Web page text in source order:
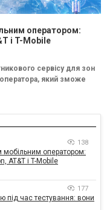
оператором:
і T-Mobile
сервісу для зон
який зможе
138
мобільним оператором:
AT&T і T-Mobile
177
під час тестування: вони